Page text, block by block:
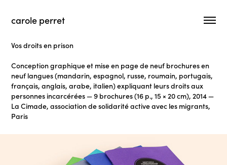
carole perret
Vos droits en prison
Conception graphique et mise en page de neuf brochures en
neuf langues (mandarin, espagnol, russe, roumain, portugais,
français, anglais, arabe, italien) expliquant leurs droits aux
personnes incarcérées — 9 brochures (16 p., 15 × 20 cm), 2014 —
La Cimade, association de solidarité active avec les migrants,
Paris